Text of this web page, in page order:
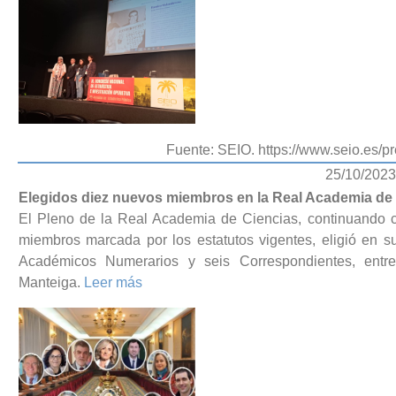
Fuente: SEIO. https://www.seio.es/
25/10/2023
Elegidos diez nuevos miembros en la Real Academia
El Pleno de la Real Academia de Ciencias, continuando
miembros marcada por los estatutos vigentes, eligió en
Académicos Numerarios y seis Correspondientes,
Manteiga. Leer más